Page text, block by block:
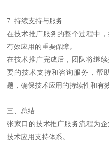
7. 持续支持与服务
在技术推广服务的整个过程中
有效应用的重要保障。
在技术推广完成后，团队将继
要的技术支持和咨询服务，帮
题，确保技术应用的持续性和有
三、总结
张家口的技术推广服务流程为
技术应用支持体系。